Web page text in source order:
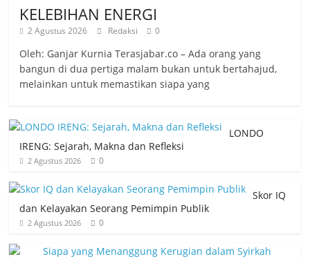
KELEBIHAN ENERGI
2 Agustus 2026 Redaksi 0
Oleh: Ganjar Kurnia Terasjabar.co – Ada orang yang
bangun di dua pertiga malam bukan untuk bertahajud,
melainkan untuk memastikan siapa yang
LONDO
IRENG: Sejarah, Makna dan Refleksi
2 Agustus 2026 0
Skor IQ
dan Kelayakan Seorang Pemimpin Publik
2 Agustus 2026 0